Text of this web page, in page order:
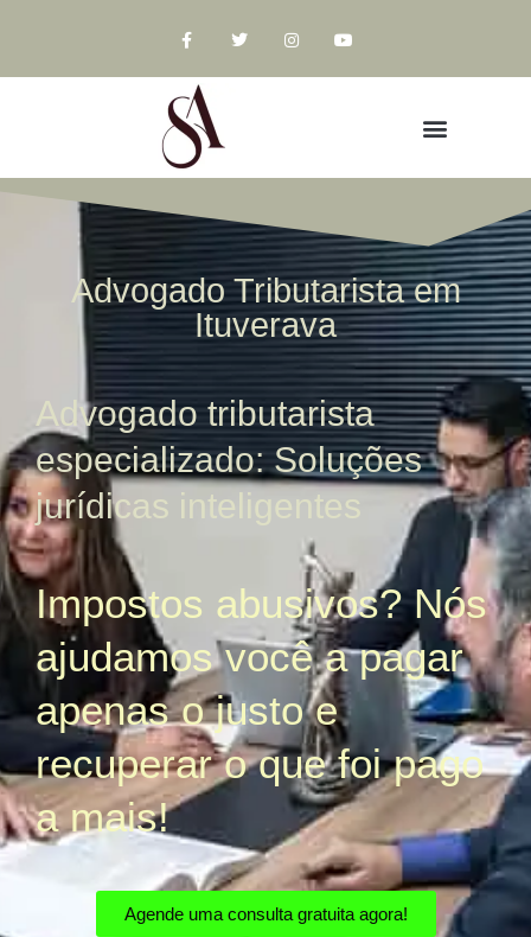
Advogado Tributarista em
Ituverava
Advogado tributarista
especializado: Soluções
jurídicas inteligentes
Impostos abusivos? Nós
ajudamos você a pagar
apenas o justo e
recuperar o que foi pago
a mais!
Agende uma consulta gratuita agora!